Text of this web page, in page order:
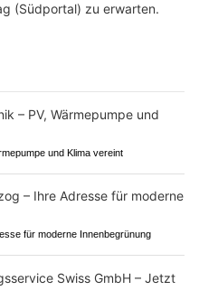
(Südportal) zu erwarten.
und Klima vereint
für moderne Innenbegrünung